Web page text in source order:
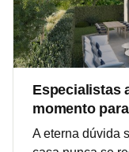
Especialistas
momento
A eterna dúvida